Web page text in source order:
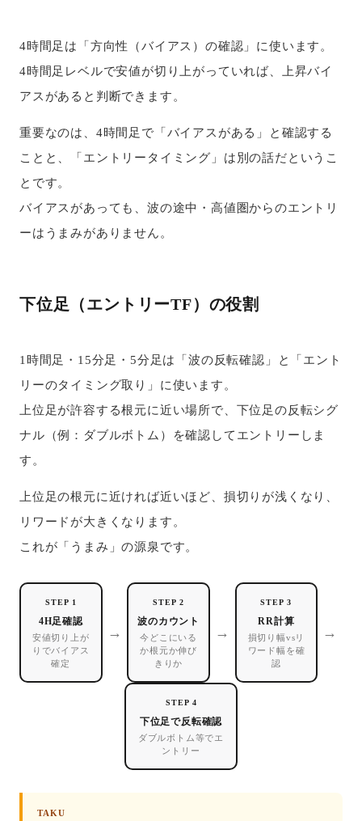
4時間足は「方向性（バイアス）の確認」に使います。
4時間足レベルで安値が切り上がっていれば、上昇バイ
アスがあると判断できます。
重要なのは、4時間足で「バイアスがある」と確認する
ことと、「エントリータイミング」は別の話だというこ
とです。
バイアスがあっても、波の途中・高値圏からのエントリ
ーはうまみがありません。
下位足（エントリーTF）の役割
1時間足・15分足・5分足は「波の反転確認」と「エント
リーのタイミング取り」に使います。
上位足が許容する根元に近い場所で、下位足の反転シグ
ナル（例：ダブルボトム）を確認してエントリーしま
す。
上位足の根元に近ければ近いほど、損切りが浅くなり、
リワードが大きくなります。
これが「うまみ」の源泉です。
STEP 1
4H足確認
安値切り上が
りでバイアス
確定
→
STEP 2
波のカウント
今どこにいる
か根元か伸び
きりか
→
STEP 3
RR計算
損切り幅vsリ
ワード幅を確
認
→
STEP 4
下位足で反転確認
ダブルボトム等でエ
ントリー
TAKU